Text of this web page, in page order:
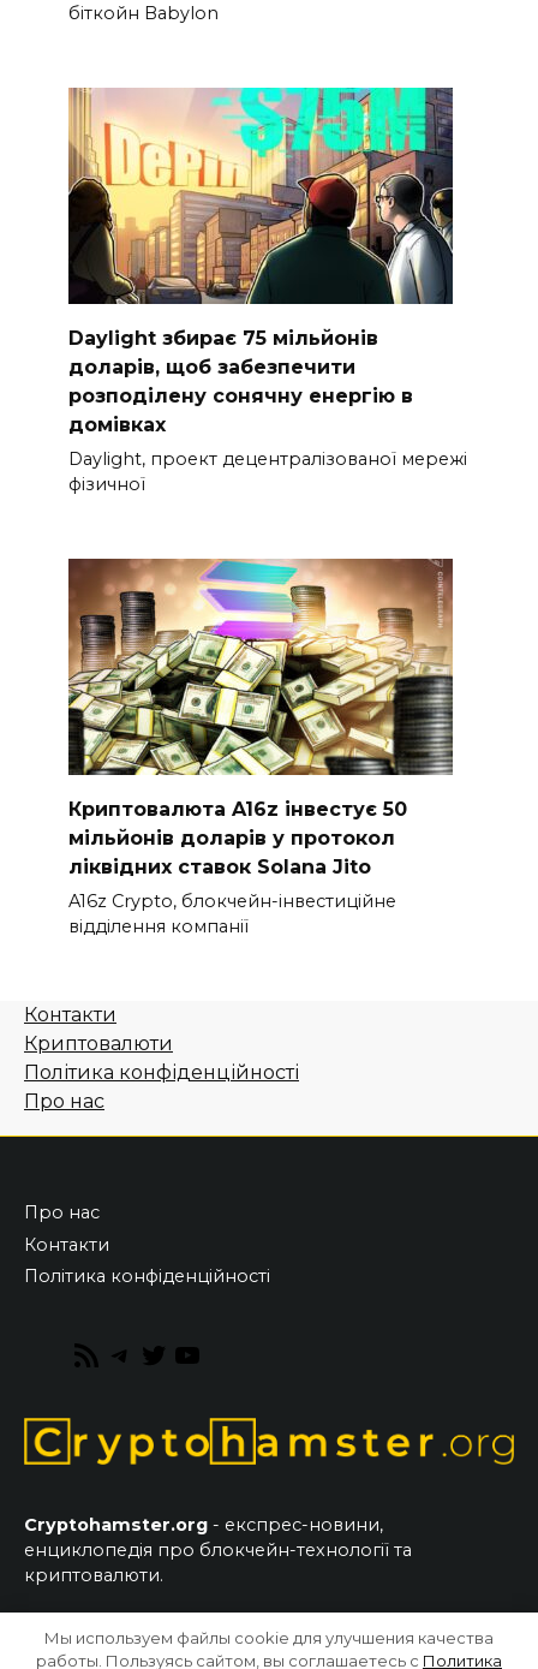
біткойн Babylon
Daylight збирає 75 мільйонів
доларів, щоб забезпечити
розподілену сонячну енергію в
домівках
Daylight, проект децентралізованої мережі
фізичної
Криптовалюта A16z інвестує 50
мільйонів доларів у протокол
ліквідних ставок Solana Jito
A16z Crypto, блокчейн-інвестиційне
відділення компанії
Контакти
Криптовалюти
Політика конфіденційності
Про нас
Про нас
Контакти
Політика конфіденційності
RSS
Telegram
Twitter
Cryptohamster.org - експрес-новини,
енциклопедія про блокчейн-технології та
криптовалюти.
© 2026 CryptoHamster.org
Мы используем файлы cookie для улучшения качества
работы. Пользуясь сайтом, вы соглашаетесь с Политика